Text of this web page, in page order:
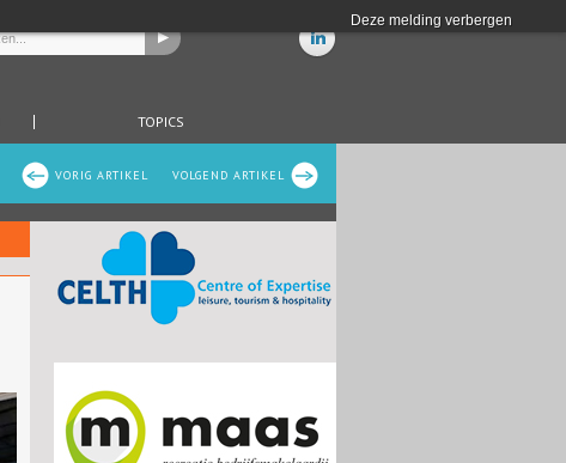
Deze melding verbergen
TOPICS
VOLGEND ARTIKEL
VORIG ARTIKEL